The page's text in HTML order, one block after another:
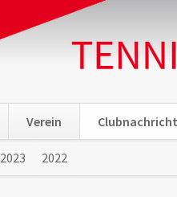
Verein
überspringen
2023 2022